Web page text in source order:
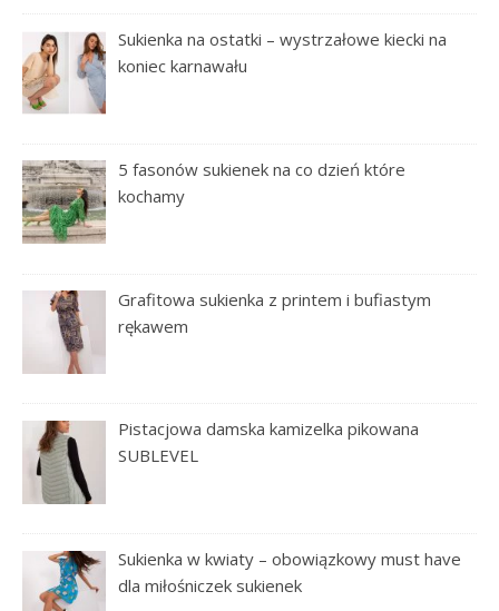
Sukienka na ostatki – wystrzałowe kiecki na
koniec karnawału
5 fasonów sukienek na co dzień które
kochamy
Grafitowa sukienka z printem i bufiastym
rękawem
Pistacjowa damska kamizelka pikowana
SUBLEVEL
Sukienka w kwiaty – obowiązkowy must have
dla miłośniczek sukienek